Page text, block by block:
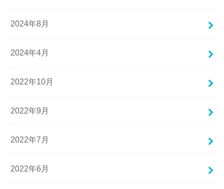
2024年8月
2024年4月
2022年10月
2022年9月
2022年7月
2022年6月